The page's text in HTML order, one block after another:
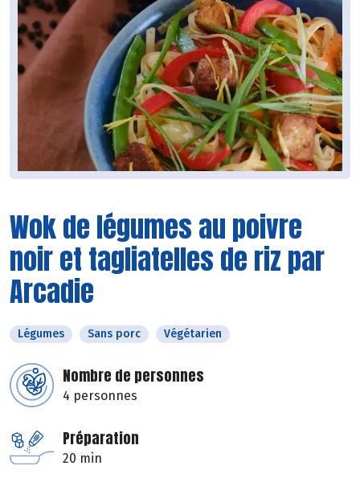
Wok de légumes au poivre
noir et tagliatelles de riz par
Arcadie
Légumes Sans porc Végétarien
Nombre de personnes
4 personnes
Préparation
20 min